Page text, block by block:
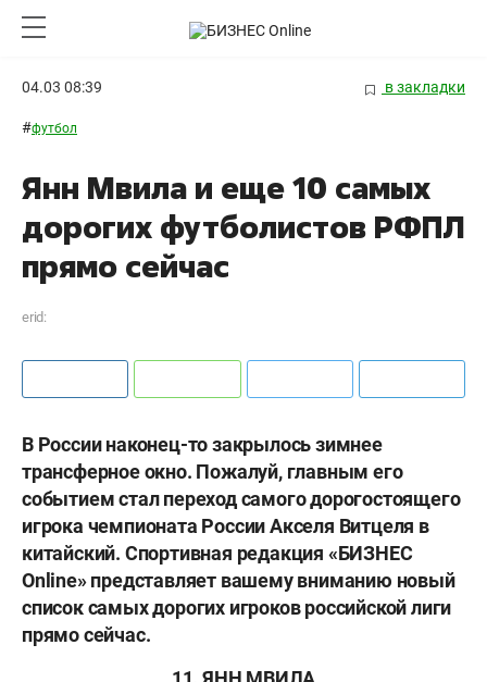
04.03 08:39 в закладки
#футбол
Янн Мвила и еще 10 самых
дорогих футболистов РФПЛ
прямо сейчас
erid:
В России наконец-то закрылось зимнее
трансферное окно. Пожалуй, главным его
событием стал переход самого дорогостоящего
игрока чемпионата России Акселя Витцеля в
китайский. Спортивная редакция «БИЗНЕС
Online» представляет вашему вниманию новый
список самых дорогих игроков российской лиги
прямо сейчас.